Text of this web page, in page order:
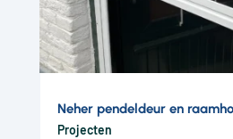
Neher pendeldeur en
Projecten